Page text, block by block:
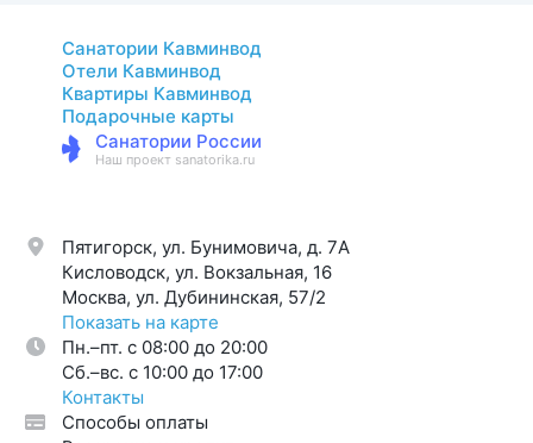
Санатории Кавминвод
Отели Кавминвод
Квартиры Кавминвод
Подарочные карты
Санатории России
Наш проект sanatorika.ru
Пятигорск, ул. Бунимовича, д. 7A
Кисловодск, ул. Вокзальная, 16
Москва, ул. Дубининская, 57/2
Показать на карте
Пн.–пт. с 08:00 до 20:00
Cб.–вс. с 10:00 до 17:00
Контакты
Способы оплаты